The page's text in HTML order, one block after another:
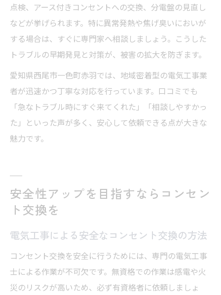
点検、アース付きコンセントへの交換、分電盤の見直し
などが挙げられます。特に異常発熱や焦げ臭いにおいが
する場合は、すぐに専門家へ相談しましょう。こうした
トラブルの早期発見と対策が、被害の拡大を防ぎます。
愛知県西尾市一色町赤羽では、地域密着型の電気工事業
者が迅速かつ丁寧な対応を行っています。口コミでも
「急なトラブル時にすぐ来てくれた」「相談しやすかっ
た」といった声が多く、安心して依頼できる点が大きな
魅力です。
安全性アップを目指すならコンセン
ト交換を
電気工事による安全なコンセント交換の方法
コンセント交換を安全に行うためには、専門の電気工事
士による作業が不可欠です。無資格での作業は感電や火
災のリスクが高いため、必ず有資格者に依頼しましょ